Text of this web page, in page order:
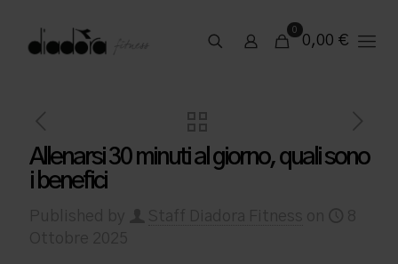
0
0,00 €
Allenarsi 30 minuti al giorno, quali sono
i benefici